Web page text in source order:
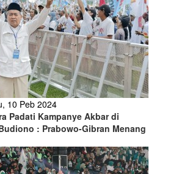
10 Peb 2024
Padati Kampanye Akbar di
: Prabowo-Gibran Menang